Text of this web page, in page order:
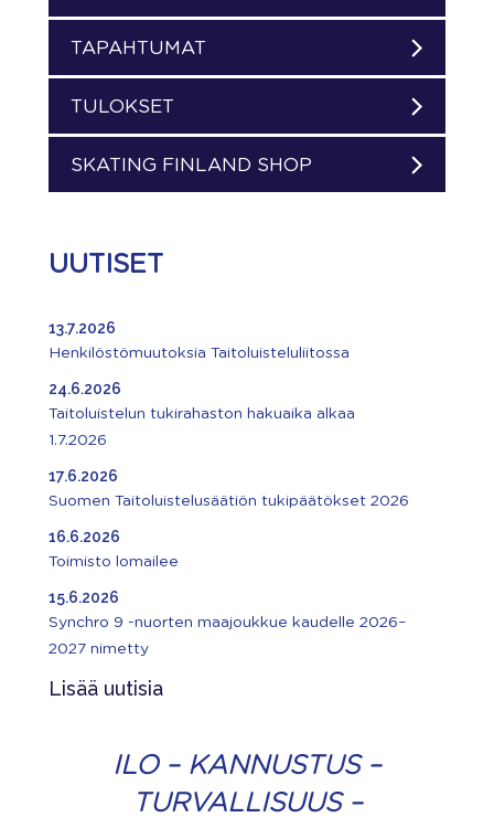
TAPAHTUMAT
TULOKSET
SKATING FINLAND SHOP
UUTISET
13.7.2026
Henkilöstömuutoksia Taitoluisteluliitossa
24.6.2026
Taitoluistelun tukirahaston hakuaika alkaa
1.7.2026
17.6.2026
Suomen Taitoluistelusäätiön tukipäätökset 2026
16.6.2026
Toimisto lomailee
15.6.2026
Synchro 9 -nuorten maajoukkue kaudelle 2026–
2027 nimetty
Lisää uutisia
ILO – KANNUSTUS –
TURVALLISUUS –